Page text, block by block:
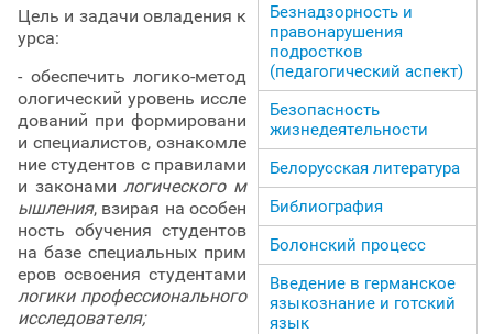
Цель и задачи овладения к
урса:
- обеспечить логико-метод
ологический уровень иссле
дований при формировани
и специалистов, ознакомле
ние студентов с правилами
и законамилогического м
ышления, взирая на особен
ность обучения студентов
на базе специальных прим
еров освоения студентами
логики профессионального
исследователя;
Безнадзорность и
правонарушения
подростков
(педагогический аспект)
Безопасность
жизнедеятельности
Белорусская литература
Библиография
Болонский процесс
Введение в германское
языкознание и готский
язык